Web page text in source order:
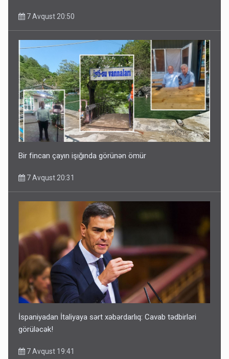
7 Avqust 20:50
Bir fincan çayın işığında görünən ömür
7 Avqust 20:31
İspaniyadan İtaliyaya sərt xəbərdarlıq: Cavab tədbirləri
görüləcək!
7 Avqust 19:41